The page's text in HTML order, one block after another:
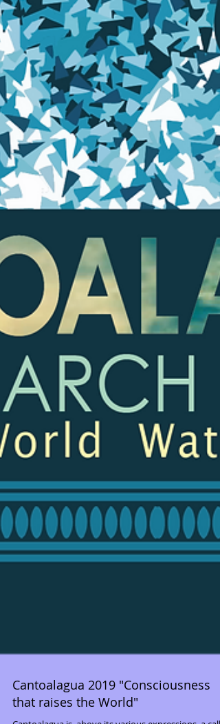
Cantoalagua 2019 "Consciousness
that raises the World"